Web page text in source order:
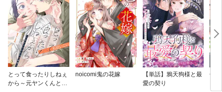
とって食ったりしねぇ
から～元ヤンくんとの
noicomi鬼の花嫁
【単話】鴉天狗様と最
愛の契り
傷